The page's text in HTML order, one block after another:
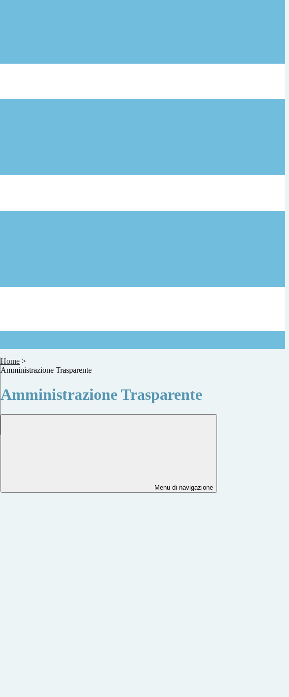
Home >
Amministrazione Trasparente
Amministrazione Trasparente
Menu di navigazione